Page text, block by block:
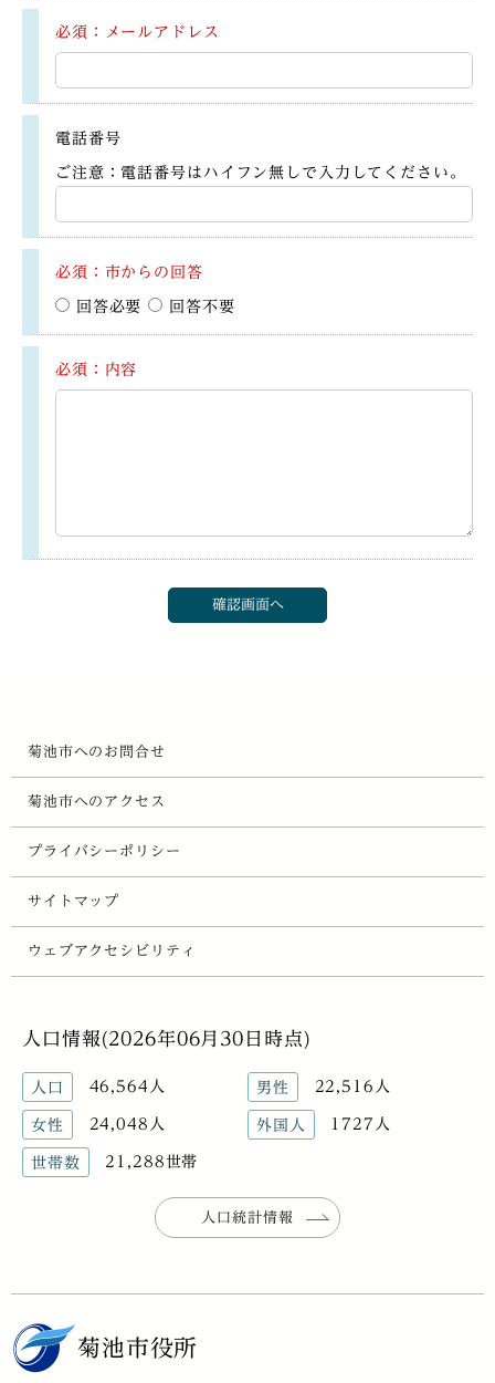
必須：メールアドレス
電話番号
ご注意：電話番号はハイフン無しで入力してください。
必須：市からの回答
回答必要 回答不要
必須：内容
菊池市へのお問合せ
菊池市へのアクセス
プライバシーポリシー
サイトマップ
ウェブアクセシビリティ
人口情報(2026年06月30日時点)
人口 46,564人 男性 22,516人
女性 24,048人 外国人 1727人
世帯数 21,288世帯
人口統計情報
菊池市役所